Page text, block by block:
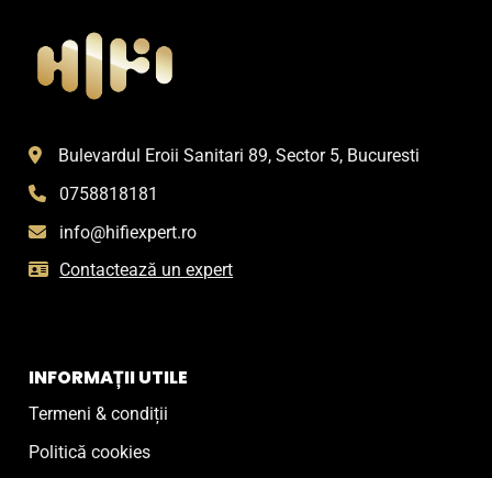
Bulevardul Eroii Sanitari 89, Sector 5, Bucuresti
0758818181
info@hifiexpert.ro
Contactează un expert
INFORMAȚII UTILE
Termeni & condiții
Politică cookies